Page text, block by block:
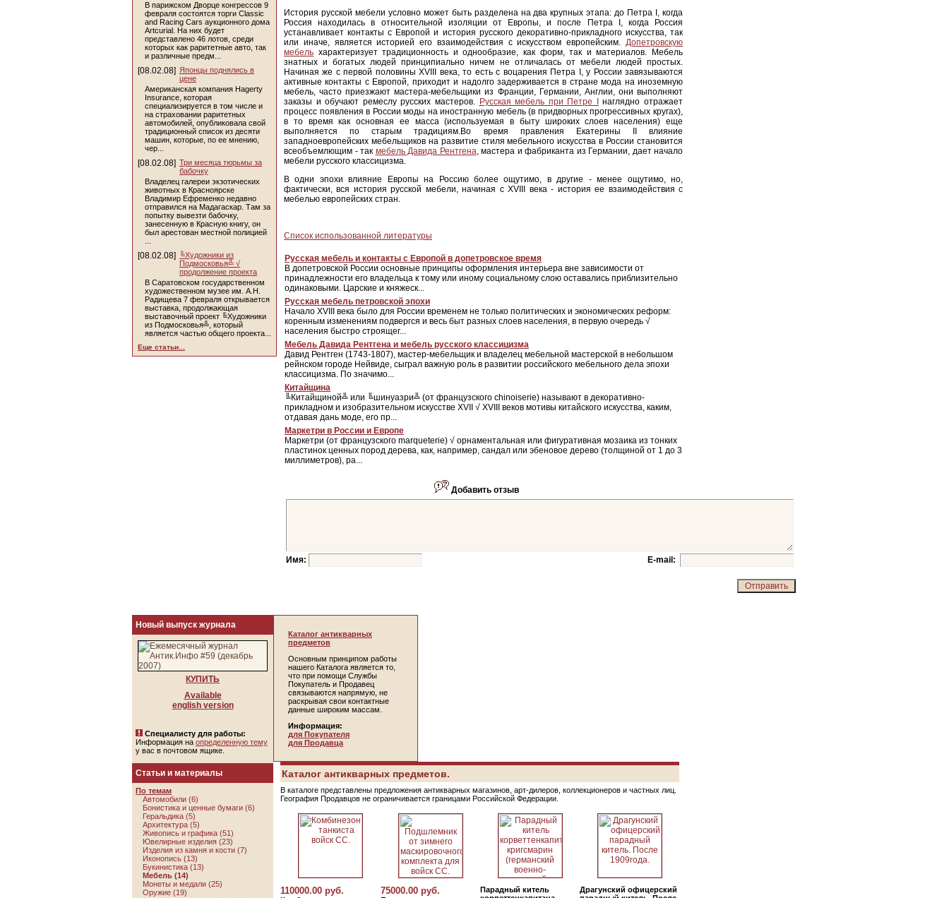
В парижском Дворце конгрессов 9
февраля состоятся торги Classic
and Racing Cars аукционного дома
Artcurial. На них будет
представлено 46 лотов, среди
которых как раритетные авто, так
и различные предм...
[08.02.08] Японцы поднялись в
цене
Американская компания Hagerty
Insurance, которая
специализируется в том числе и
на страховании раритетных
автомобилей, опубликовала свой
традиционный список из десяти
машин, которые, по ее мнению,
чер...
[08.02.08] Три месяца тюрьмы за
бабочку
Владелец галереи экзотических
животных в Красноярске
Владимир Ефременко недавно
отправился на Мадагаскар. Там за
попытку вывезти бабочку,
занесенную в Красную книгу, он
был арестован местной полицией
[08.02.08]
╚Художники из
Подмосковья╩ √
продолжение проекта
В Саратовском государственном
художественном музее им. А.Н.
Радищева 7 февраля открывается
выставка, продолжающая
выставочный проект ╚Художники
из Подмосковья╩, который
является частью общего проекта...
Еще статьи...
История русской мебели условно может быть разделена на два крупных этапа: до Петра I, когда
Россия находилась в относительной изоляции от Европы, и после
Петра I , когда Россия
устанавливает контакты с Европой и история русского декоративно-прикладного искусства, так
или иначе, является историей его взаимодействия с искусством европейским. Допетровскую
мебель характеризует традиционность и однообразие, как форм, так и материалов. Мебель
знатных и богатых людей принципиально ничем не отличалась от мебели людей простых.
Начиная же с первой половины XVIII века, то есть с воцарения Петра I, у России завязываются
активные контакты с Европой, приходит и надолго задерживается в стране мода на иноземную
мебель, часто приезжают мастера-мебельщики из Франции, Германии, Англии, они выполняют
заказы и обучают ремеслу русских мастеров. Русская мебель при Петре I
наглядно отражает
процесс появления в России моды на иностранную мебель (в придворных прогрессивных кругах),
в то время как основная ее масса (используемая в быту широких слоев населения) еще
выполняется по старым традициям.Во время правления Екатерины II влияние
западноевропейских мебельщиков на развитие стиля мебельного искусства в России становится
всеобъемлющим - так мебель Давида Рентгена, мастера и фабриканта из Германии, дает начало
мебели русского классицизма.
В одни эпохи влияние Европы на Россию более ощутимо, в другие - менее ощутимо, но,
фактически, вся история русской мебели, начиная с XVIII века - история ее взаимодействия с
мебелью европейских стран.
Список использованной литературы
Русская мебель и контакты с Европой в допетровское время
В допетровской России основные принципы оформления интерьера вне зависимости от
принадлежности его владельца к тому или иному социальному слою оставались приблизительно
одинаковыми. Царские и княжеск...
Русская мебель петровской эпохи
Начало XVIII века было для России временем не только политических и экономических реформ:
коренным изменениям подвергся и весь быт разных слоев населения, в первую очередь √
населения быстро строящег...
Мебель Давида Рентгена и мебель русского классицизма
Давид Рентген (1743-1807), мастер-мебельщик и владелец мебельной мастерской в небольшом
рейнском городе Нейвиде, сыграл важную роль в развитии российского мебельного дела эпохи
классицизма. По значимо...
Китайщина
╚Китайщиной╩ или ╚шинуазри╩ (от французского chinoiserie) называют в декоративно-
прикладном и изобразительном искусстве XVII √ XVIII веков мотивы китайского искусства, каким,
отдавая дань моде, его пр...
Маркетри в России и Европе
Маркетри (от французского marqueterie) √ орнаментальная или фигуративная мозаика из тонких
пластинок ценных пород дерева, как, например, сандал или эбеновое дерево (толщиной от 1 до 3
миллиметров), ра...
Добавить отзыв
Имя: E-mail:
Новый выпуск журнала
КУПИТЬ
Available
english version
Специалисту для работы:
Информация на определенную тему
у вас в почтовом ящике.
Статьи и материалы
По темам
Автомобили (6)
Бонистика и ценные бумаги (6)
Геральдика (5)
Архитектура (5)
Живопись и графика (51)
Ювелирные изделия (23)
Изделия из камня и кости (7)
Иконопись (13)
Букинистика (13)
Мебель (14)
Монеты и медали (25)
Оружие (19)
Каталог антикварных
предметов
Основным принципом работы
нашего Каталога является то,
что при помощи Службы
Покупатель и Продавец
связываются напрямую, не
раскрывая свои контактные
данные широким массам.
Информация:
для Покупателя
для Продавца
Каталог антикварных предметов.
В каталоге представлены предложения антикварных магазинов, арт-дилеров, коллекционеров и частных лиц.
География Продавцов не ограничивается границами Российской Федерации.
110000.00 руб. 75000.00 руб.
Парадный китель
Драгунский офицерский